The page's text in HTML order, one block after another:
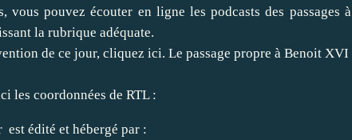
vous pouvez écouter en ligne les podcasts des passages
la rubrique adéquate.
de ce jour, cliquez ici. Le passage propre à Benoit
les coordonnées de RTL :
est édité et hébergé par :